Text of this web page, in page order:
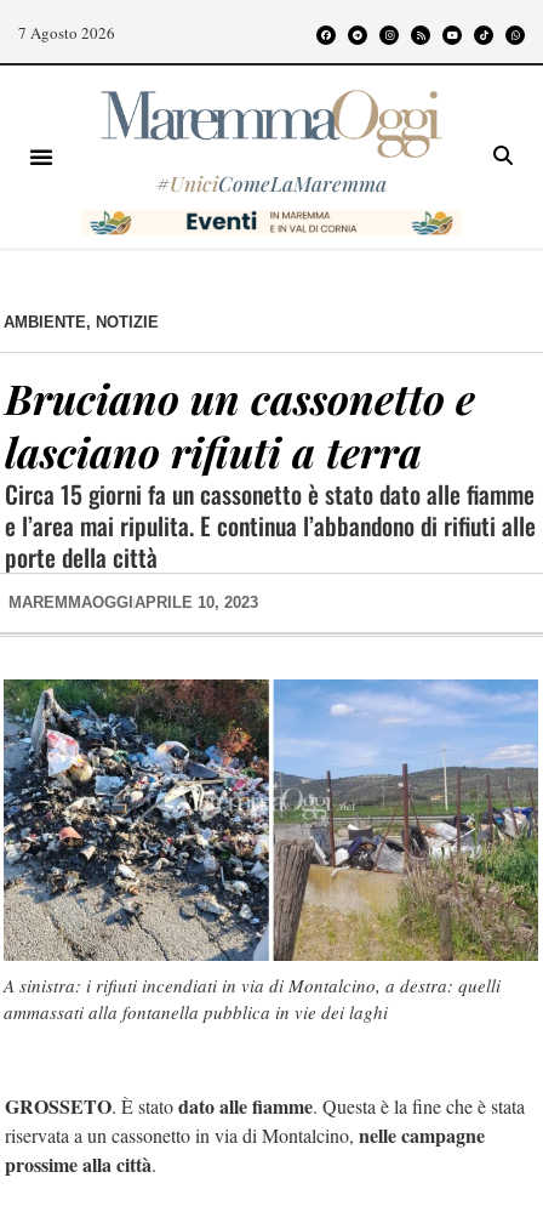
7 Agosto 2026
#UniciComeLaMaremma
AMBIENTE, NOTIZIE
Bruciano un cassonetto e
lasciano rifiuti a terra
Circa 15 giorni fa un cassonetto è stato dato alle fiamme
e l’area mai ripulita. E continua l’abbandono di rifiuti alle
porte della città
MAREMMAOGGI APRILE 10, 2023
A sinistra: i rifiuti incendiati in via di Montalcino, a destra: quelli
ammassati alla fontanella pubblica in vie dei laghi
GROSSETO. È statodato alle fiamme. Questa è la fine che è stata
riservata a un cassonetto in via di Montalcino, nelle campagne
prossime alla città.